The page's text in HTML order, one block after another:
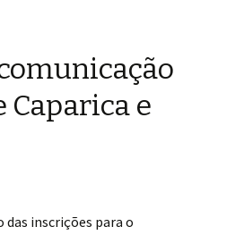
Caparica e
inscrições para o